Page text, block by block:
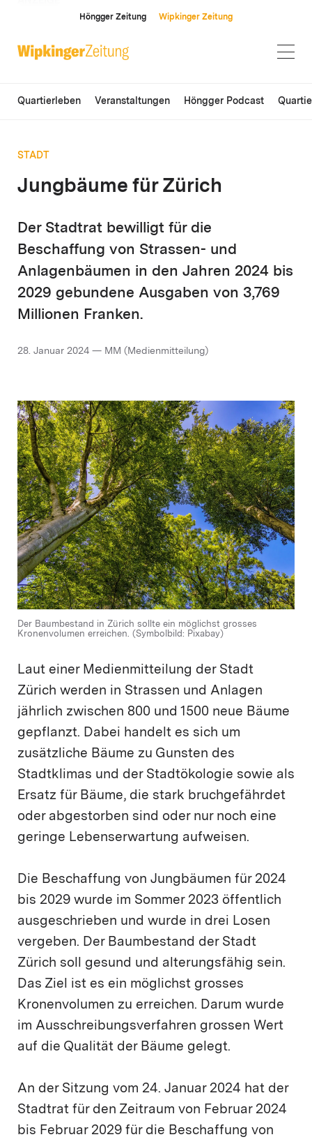
Höngger Zeitung Wipkinger Zeitung
Quartierleben Veranstaltungen Höngger Podcast
STADT
Jungbäume für Zürich
Der Stadtrat bewilligt für die
Beschaffung von Strassen- und
Anlagenbäumen in den Jahren 2024 bis
2029 gebundene Ausgaben von 3,769
Millionen Franken.
28. Januar 2024 — MM (Medienmitteilung)
Der Baumbestand in Zürich sollte ein möglichst grosses
Kronenvolumen erreichen. (Symbolbild: Pixabay)
Laut einer Medienmitteilung der Stadt
Zürich werden in Strassen und Anlagen
jährlich zwischen 800 und 1500 neue Bäume
gepflanzt. Dabei handelt es sich um
zusätzliche Bäume zu Gunsten des
Stadtklimas und der Stadtökologie sowie als
Ersatz für Bäume, die stark bruchgefährdet
oder abgestorben sind oder nur noch eine
geringe Lebenserwartung aufweisen.
Die Beschaffung von Jungbäumen für 2024
bis 2029 wurde im Sommer 2023 öffentlich
ausgeschrieben und wurde in drei Losen
vergeben. Der Baumbestand der Stadt
Zürich soll gesund und alterungsfähig sein.
Das Ziel ist es ein möglichst grosses
Kronenvolumen zu erreichen. Darum wurde
im Ausschreibungsverfahren grossen Wert
auf die Qualität der Bäume gelegt.
An der Sitzung vom 24. Januar 2024 hat der
Stadtrat für den Zeitraum von Februar 2024
bis Februar 2029 für die Beschaffung von